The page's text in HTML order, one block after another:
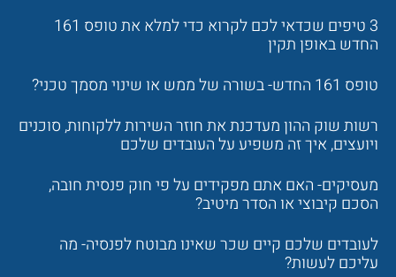
3 טיפים שכדאי לכם לקרוא כדי למלא את טופס 161
החדש באופן תקין
טופס 161 החדש- בשורה של ממש או שינוי מסמך טכני?
רשות שוק ההון מעדכנת את חוזר השירות ללקוחות, סוכנים
ויועצים, איך זה משפיע על העובדים שלכם
מעסיקים- האם אתם מפקידים על פי חוק פנסית חובה,
הסכם קיבוצי או הסדר מיטיב?
לעובדים שלכם קיים שכר שאינו מבוטח לפנסיה- מה
עליכם לעשות?